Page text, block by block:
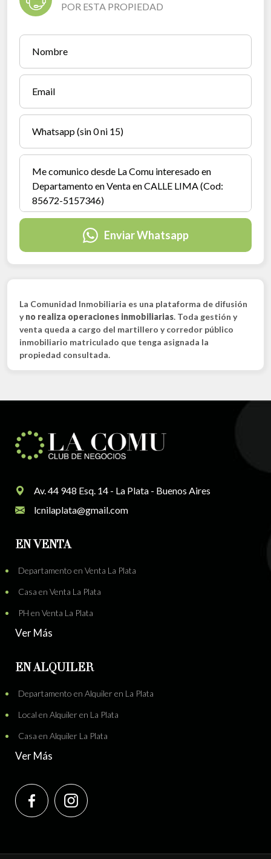
POR ESTA PROPIEDAD
Enviar Whatsapp
La Comunidad Inmobiliaria es una plataforma de difusión
yno realiza operaciones inmobiliarias. Toda gestión y
venta queda a cargo del martillero y corredor público
inmobiliario matriculado que tenga asignada la
propiedad consultada.
Av. 44 948 Esq. 14 - La Plata - Buenos Aires
lcnilaplata@gmail.com
EN VENTA
Departamento en Venta La Plata
Casa en Venta La Plata
PH en Venta La Plata
Ver Más
EN ALQUILER
Departamento en Alquiler en La Plata
Local en Alquiler en La Plata
Casa en Alquiler La Plata
Ver Más